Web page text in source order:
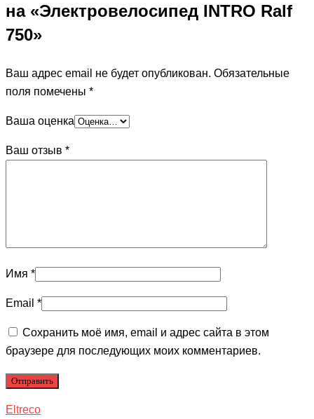
на «Электровелосипед INTRO Ralf
750»
Ваш адрес email не будет опубликован. Обязательные
поля помечены *
Ваша оценка
Ваш отзыв *
Имя *
Email *
Сохранить моё имя, email и адрес сайта в этом
браузере для последующих моих комментариев.
Eltreco